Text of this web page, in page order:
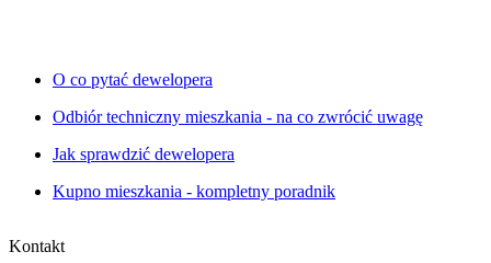
O co pytać dewelopera
Odbiór techniczny mieszkania - na co zwrócić uwagę
Jak sprawdzić dewelopera
Kupno mieszkania - kompletny poradnik
Kontakt